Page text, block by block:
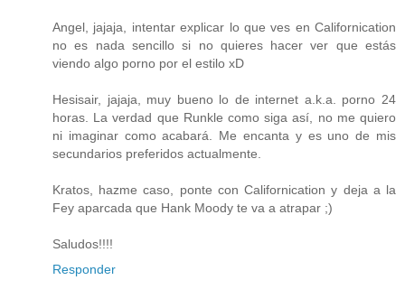
Angel, jajaja, intentar explicar lo que ves en Californication
no es nada sencillo si no quieres hacer ver que estás
viendo algo porno por el estilo xD
Hesisair, jajaja, muy bueno lo de internet a.k.a. porno 24
horas. La verdad que Runkle como siga así, no me quiero
ni imaginar como acabará. Me encanta y es uno de mis
secundarios preferidos actualmente.
Kratos, hazme caso, ponte con Californication y deja a la
Fey aparcada que Hank Moody te va a atrapar ;)
Saludos!!!!
Responder